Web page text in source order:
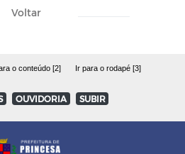
Voltar
o conteúdo [2] Ir para o rodapé [3]
OUVIDORIA SUBIR